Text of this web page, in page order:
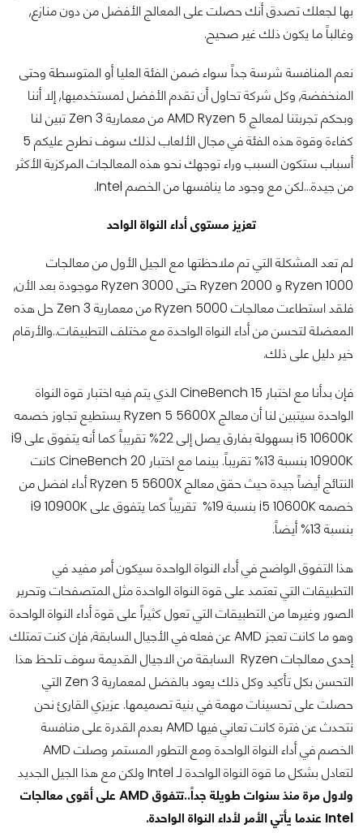
بها لجعلك تصدق أنك حصلت على المعالج الأفضل من دون منازع,
وغالباً ما يكون ذلك غير صحيح.
نعم المنافسة شرسة جداً سواء ضمن الفئة العليا أو المتوسطة وحتى
المنخفضة, وكل شركة تحاول أن تقدم الأفضل لمستخدميها, إلا أننا
وبحكم تجربتنا لمعالج AMD Ryzen 5 من معمارية Zen 3 تبين لنا
كفاءة وقوة هذه الفئة في مجال الألعاب لذلك سوف نطرح عليكم 5
أسباب ستكون السبب وراء توجهك نحو هذه المعالجات المركزية الأكثر
من جيدة...لكن مع وجود ما ينافسها من الخصم Intel.
تعزيز مستوى أداء النواة الواحد
لم تعد المشكلة التي تم ملاحظتها مع الجيل الأول من معالجات
Ryzen 1000 و Ryzen 2000 حتى Ryzen 3000 موجودة بعد الأن,
فلقد استطاعت معالجات Ryzen 5000 من معمارية Zen 3 حل هذه
المعضلة لتحسن من أداء النواة الواحدة مع مختلف التطبيقات..والأرقام
خير دليل على ذلك.
فإن بدأنا مع اختبار CineBench 15 الذي يتم فيه اختبار قوة النواة
الواحدة سيتبين لنا أن معالج Ryzen 5 5600X يستطيع تجاوز خصمه
i5 10600K بسهولة بفارق يصل إلى 22% تقريباً كما أنه يتفوق على i9
10900K بنسبة 13% تقريباً. بينما مع اختبار CineBench 20 كانت
النتائج أيضاً جيدة حيث حقق معالج Ryzen 5 5600X أداء افضل من
خصمه i5 10600K بنسبة 19% تقريباً كما يتفوق على i9 10900K
بنسبة 13% أيضاً.
هذا التفوق الواضح في أداء النواة الواحدة سيكون أمر مفيد في
التطبيقات التي تعتمد على قوة النواة الواحدة مثل المتصفحات وتحرير
الصور وغيرها من التطبيقات التي تعول كثيراً على قوة أداء النواة الواحدة
وهو ما كانت تعجز AMD عن فعله في الأجيال السابقة, فإن كنت تمتلك
إحدى معالجات Ryzen السابقة من الاجيال القديمة سوف تلحظ هذا
التحسن بكل تأكيد وكل ذلك يعود بالفضل لمعمارية Zen 3 التي
حصلت على تحسينات مهمة في بنية تصميمها. عزيزي القارئ نحن
نتحدث عن فترة كانت تعاني فيها AMD بعدم القدرة على منافسة
الخصم في أداء النواة الواحدة ومع التطور المستمر وصلت AMD
لتعادل بشكل ما قوة النواة الواحدة لـ Intel ولكن مع هذا الجيل الجديد
ولاول مرة منذ سنوات طويلة جداً..تتفوق AMD على أقوى معالجات
Intel عندما يأتي الأمر لأداء النواة الواحدة.